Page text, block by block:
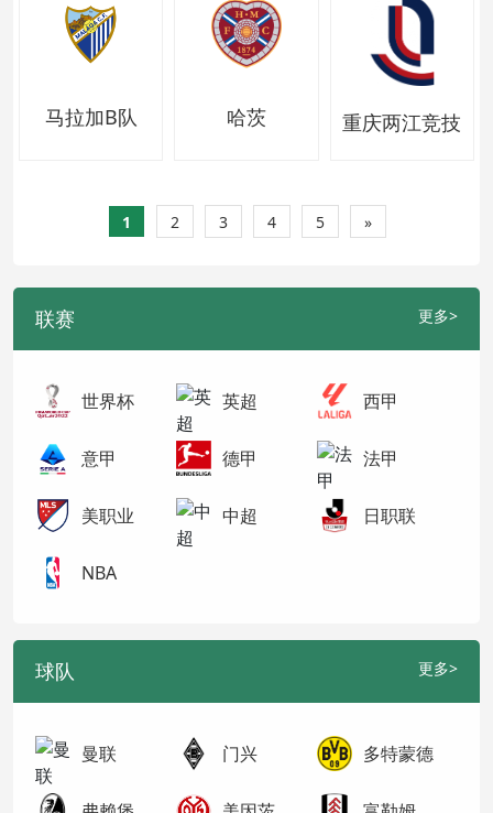
马拉加B队 哈茨 重庆两江竞技
1 2 3 4 5 »
联赛 更多>
世界杯 英超 西甲
意甲 德甲 法甲
美职业 中超 日职联
NBA
球队 更多>
曼联 门兴 多特蒙德